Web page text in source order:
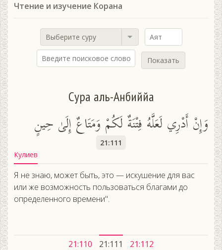
Чтение и изучение Корана
Выберите суру
Показать
Сура аль-Анбиййа
وَإِنْ أَدْرِي لَعَلَّهُ فِتْنَةٌ لَكُمْ وَمَتَاعٌ إِلَىٰ حِينٍ
21:111
Кулиев
Я не знаю, может быть, это — искушение для вас
или же возможность пользоваться благами до
определенного времени".
21:110 21:111 21:112